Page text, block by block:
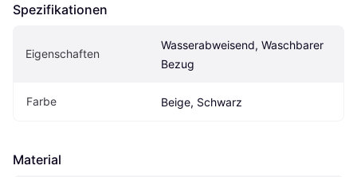
Spezifikationen
Eigen­schaften
Wasserabweisend, Waschbarer
Bezug
Farbe Beige, Schwarz
Material